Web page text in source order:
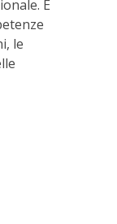
È
le